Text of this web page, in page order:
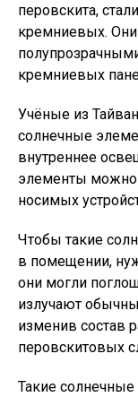
перовскита,
кремниевых. Они
кремниевых
Учёные из
солнечные
внутреннее
элементы можно
носимых
Чтобы такие
в помещении,
они могли
излучают
изменив состав
перовскитовых
Такие